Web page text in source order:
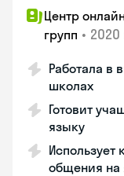
Центр
групп • 2020
Работала в
школах
Готовит
языку
общения на